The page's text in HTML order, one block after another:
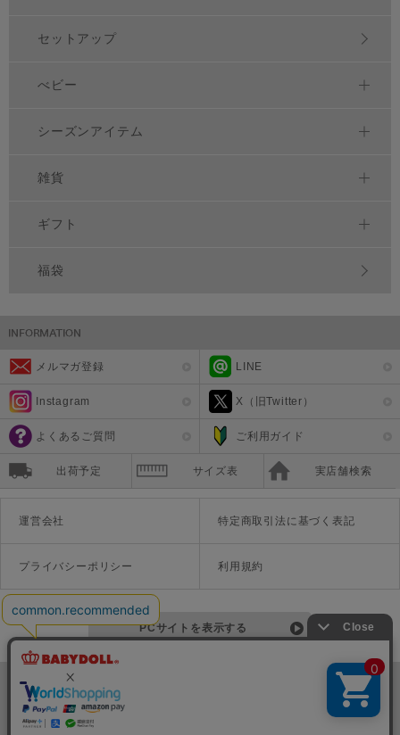
セットアップ
べビー
シーズンアイテム
雑貨
ギフト
福袋
メルマガ登録 LINE
Instagram X（旧Twitter）
よくあるご質問 ご利用ガイド
出荷予定 サイズ表 実店舗検索
運営会社 特定商取引法に基づく表記
プライバシーポリシー 利用規約
PCサイトを表示する
©Disney ©Disney/Pixar ©Disney. Based on the "Winnie the Pooh" works by A.A. Milne and E.H. Shepard.